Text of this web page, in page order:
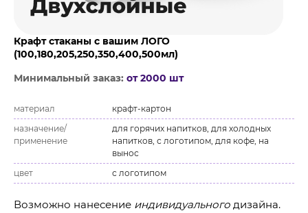
Крафт стаканы с вашим ЛОГО
(100,180,205,250,350,400,500мл)
Минимальный заказ: от 2000 шт
материал
крафт-картон
назначение/
применение
для горячих напитков, для холодных
напитков, с логотипом, для кофе, на
вынос
цвет
с логотипом
Возможно нанесение индивидуального дизайна.